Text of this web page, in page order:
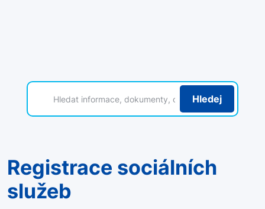
Hledej
Registrace sociálních
služeb